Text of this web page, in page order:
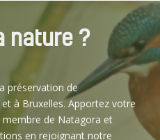
nature ?
préservation de
à Bruxelles. Apportez votre
de Natagora et
en rejoignant notre